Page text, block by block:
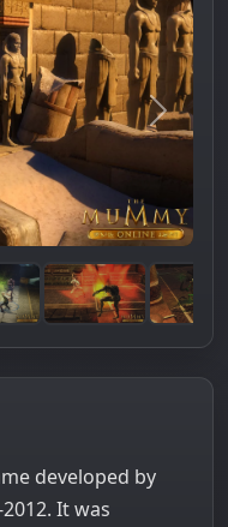
developed by
It was